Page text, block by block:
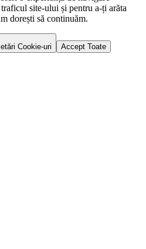
site-ului și pentru a-ți arăta
dorești să continuăm.
Cookie-uri Accept Toate